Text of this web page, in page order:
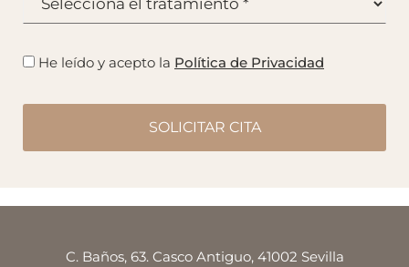
He leído y acepto la Política de Privacidad
C. Baños, 63. Casco Antiguo, 41002 Sevilla